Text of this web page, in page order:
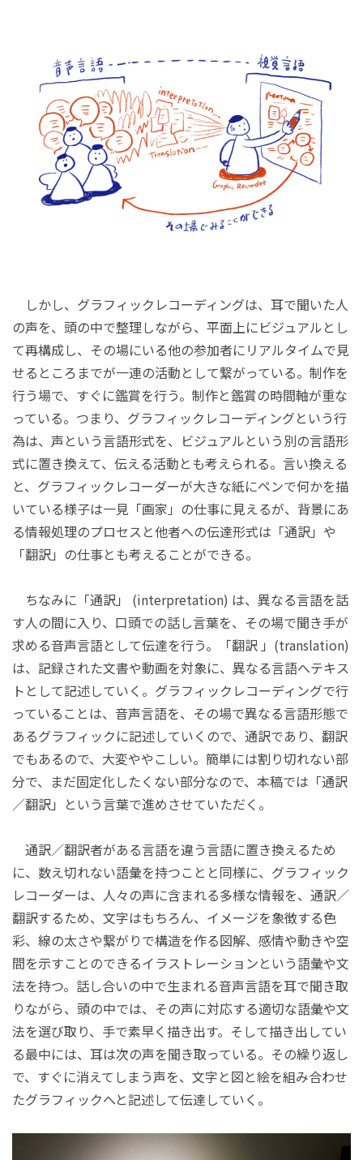
しかし、グラフィックレコーディングは、耳で聞いた人
の声を、頭の中で整理しながら、平面上にビジュアルとし
て再構成し、その場にいる他の参加者にリアルタイムで見
せるところまでが一連の活動として繋がっている。制作を
行う場で、すぐに鑑賞を行う。制作と鑑賞の時間軸が重な
っている。つまり、グラフィックレコーディングという行
為は、声という言語形式を、ビジュアルという別の言語形
式に置き換えて、伝える活動とも考えられる。言い換える
と、グラフィックレコーダーが大きな紙にペンで何かを描
いている様子は一見「画家」の仕事に見えるが、背景にあ
る情報処理のプロセスと他者への伝達形式は「通訳」や
「翻訳」の仕事とも考えることができる。
ちなみに「通訳」 (interpretation) は、異なる言語を話
す人の間に入り、口頭での話し言葉を、その場で聞き手が
求める音声言語として伝達を行う。「翻訳 」(translation)
は、記録された文書や動画を対象に、異なる言語へテキス
トとして記述していく。グラフィックレコーディングで行
っていることは、音声言語を、その場で異なる言語形態で
あるグラフィックに記述していくので、通訳であり、翻訳
でもあるので、大変ややこしい。簡単には割り切れない部
分で、まだ固定化したくない部分なので、本稿では「通訳
／翻訳」という言葉で進めさせていただく。
通訳／翻訳者がある言語を違う言語に置き換えるため
に、数え切れない語彙を持つことと同様に、グラフィック
レコーダーは、人々の声に含まれる多様な情報を、通訳／
翻訳するため、文字はもちろん、イメージを象徴する色
彩、線の太さや繋がりで構造を作る図解、感情や動きや空
間を示すことのできるイラストレーションという語彙や文
法を持つ。話し合いの中で生まれる音声言語を耳で聞き取
りながら、頭の中では、その声に対応する適切な語彙や文
法を選び取り、手で素早く描き出す。そして描き出してい
る最中には、耳は次の声を聞き取っている。その繰り返し
で、すぐに消えてしまう声を、文字と図と絵を組み合わせ
たグラフィックへと記述して伝達していく。